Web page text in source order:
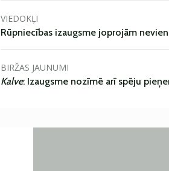
VIEDOKĻI
Rūpniecības izaugsme joprojām
BIRŽAS JAUNUMI
Kalve: Izaugsme nozīmē arī spēju